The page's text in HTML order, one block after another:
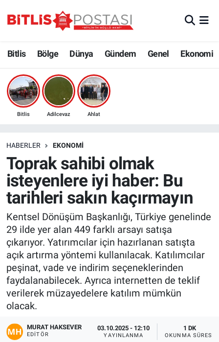
Bitlis Bölge Dünya Gündem Genel Ekonomi
Bitlis Adilcevaz Ahlat
HABERLER EKONOMI
Toprak sahibi olmak
isteyenlere iyi haber: Bu
tarihleri sakın kaçırmayın
Kentsel Dönüşüm Başkanlığı, Türkiye genelinde
29 ilde yer alan 449 farklı arsayı satışa
çıkarıyor. Yatırımcılar için hazırlanan satışta
açık artırma yöntemi kullanılacak. Katılımcılar
peşinat, vade ve indirim seçeneklerinden
faydalanabilecek. Ayrıca internetten de teklif
verilerek müzayedelere katılım mümkün
olacak.
MURAT HAKSEVER
EDITÖR
03.10.2025 - 12:10
YAYINLANMA
1 DK
OKUNMA SÜRESI
Bölge
Çevre
Eğitim
Ekonomi
Genel
Gündem
Kültür-Sanat
Magazin
Politika
Resmi İlanlar
Bitlis Trafik Yoğunluk Haritası
Süper Lig Puan Durumu ve Fikstür
Son Dakika Haberleri
Haber Arşivi